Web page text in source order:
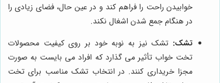
خوابیدن راحت را فراهم کند و در عین حال، فضای زیادی را
در هنگام جمع شدن اشغال نکند.
تشک: تشک نیز به نوبه خود بر روی کیفیت محصولات
تخت خواب تأثیر می گذارد که افراد می بایست به صورت
مجزا خریداری کنند. در انتخاب تشک مناسب برای تخت